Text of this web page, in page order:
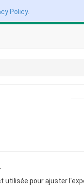
Policy.
utilisée pour ajuster